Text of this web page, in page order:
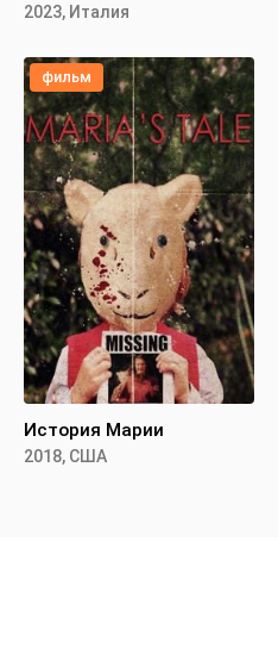
2023, Италия
фильм
История Марии
2018, США